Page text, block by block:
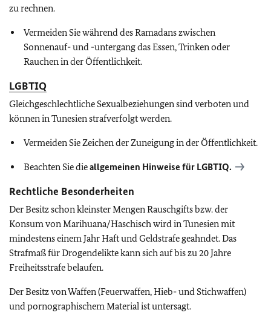
zu rechnen.
Vermeiden Sie während des Ramadans zwischen
Sonnenauf- und -untergang das Essen, Trinken oder
Rauchen in der Öffentlichkeit.
LGBTIQ
Gleichgeschlechtliche Sexualbeziehungen sind verboten und
können in Tunesien strafverfolgt werden.
Vermeiden Sie Zeichen der Zuneigung in der Öffentlichkeit.
Beachten Sie dieallgemeinen Hinweise für LGBTIQ.
Rechtliche Besonderheiten
Der Besitz schon kleinster Mengen Rauschgifts bzw. der
Konsum von Marihuana/Haschisch wird in Tunesien mit
mindestens einem Jahr Haft und Geldstrafe geahndet. Das
Strafmaß für Drogendelikte kann sich auf bis zu 20 Jahre
Freiheitsstrafe belaufen.
Der Besitz von Waffen (Feuerwaffen, Hieb- und Stichwaffen)
und pornographischem Material ist untersagt.